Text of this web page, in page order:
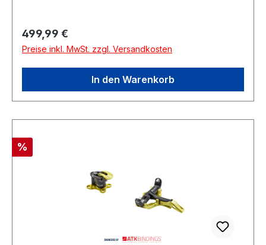
Regulärer Preis:
499,99 €
Preise inkl. MwSt. zzgl. Versandkosten
In den Warenkorb
Rabatt
%